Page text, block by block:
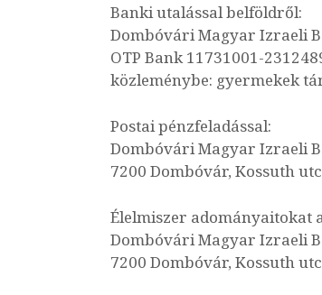
Banki utalással belföldről:
Dombóvári Magyar Izraeli
OTP Bank 11731001-
közleménybe: gyermekek
Postai pénzfeladással:
Dombóvári Magyar Izraeli
7200 Dombóvár, Kossuth
Élelmiszer adományaitokat
Dombóvári Magyar Izraeli
7200 Dombóvár, Kossuth